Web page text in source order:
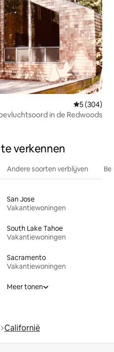
5 (304)
in de Redwoods
verkennen
Andere soorten verblijven
San Jose
Vakantiewoningen
South Lake Tahoe
Vakantiewoningen
Sacramento
Vakantiewoningen
Meer tonen
Californië